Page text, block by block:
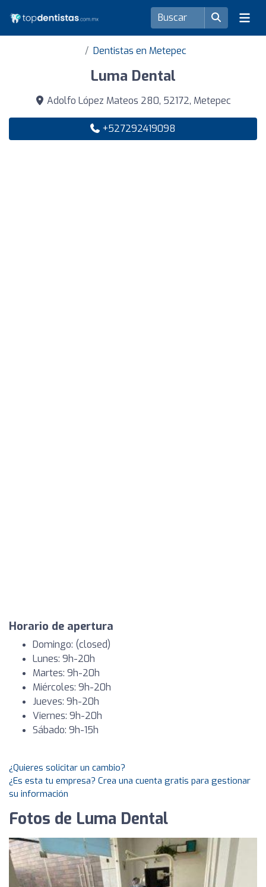
Dentistas en Metepec
Luma Dental
Adolfo López Mateos 280, 52172, Metepec
+527292419098
Horario de apertura
Domingo: (closed)
Lunes: 9h-20h
Martes: 9h-20h
Miércoles: 9h-20h
Jueves: 9h-20h
Viernes: 9h-20h
Sábado: 9h-15h
¿Quieres solicitar un cambio?
¿Es esta tu empresa? Crea una cuenta gratis para gestionar
su información
Fotos de Luma Dental